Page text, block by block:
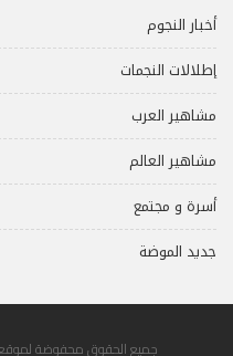
أخبار النجوم
إطلالات النجمات
مشاهير العرب
مشاهير العالم
أسرة و مجتمع
جديد الموضة
جميع الحقوق محفوضة لموقع